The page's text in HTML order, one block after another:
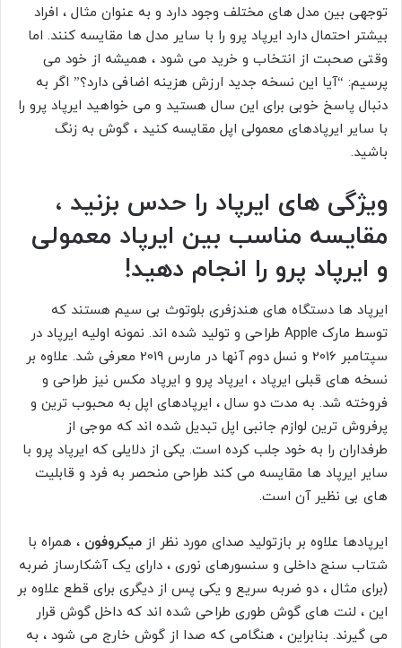
توجهی بین مدل های مختلف وجود دارد و به عنوان مثال ، افراد
بیشتر احتمال دارد ایرپاد پرو را با سایر مدل ها مقایسه کنند. اما
وقتی صحبت از انتخاب و خرید می شود ، همیشه از خود می
پرسیم: “آیا این نسخه جدید ارزش هزینه اضافی دارد؟” اگر به
دنبال پاسخ خوبی برای این سال هستید و می خواهید ایرپاد پرو را
با سایر ایرپادهای معمولی اپل مقایسه کنید ، گوش به زنگ
باشید.
ویژگی های ایرپاد را حدس بزنید ،
مقایسه مناسب بین ایرپاد معمولی
و ایرپاد پرو را انجام دهید!
ایرپاد ها دستگاه های هندزفری بلوتوث بی سیم هستند که
توسط مارک Apple طراحی و تولید شده اند. نمونه اولیه ایرپاد در
سپتامبر 2016 و نسل دوم آنها در مارس 2019 معرفی شد. علاوه بر
نسخه های قبلی ایرپاد ، ایرپاد پرو و ​​ایرپاد مکس نیز طراحی و
فروخته شد. به مدت دو سال ، ایرپادهای اپل به محبوب ترین و
پرفروش ترین لوازم جانبی اپل تبدیل شده اند که موجی از
طرفداران را به خود جلب کرده است. یکی از دلایلی که ایرپاد پرو با
سایر ایرپاد ها مقایسه می کند طراحی منحصر به فرد و قابلیت
های بی نظیر آن است.
ایرپادها علاوه بر بازتولید صدای مورد نظر از میکروفون ، همراه با
شتاب سنج داخلی و سنسورهای نوری ، دارای یک آشکارساز ضربه
(برای مثال ، دو ضربه سریع و یکی پس از دیگری برای قطع علاوه بر
این ، لنت های گوش طوری طراحی شده اند که داخل گوش قرار
می گیرند. بنابراین ، هنگامی که صدا از گوش خارج می شود ، به